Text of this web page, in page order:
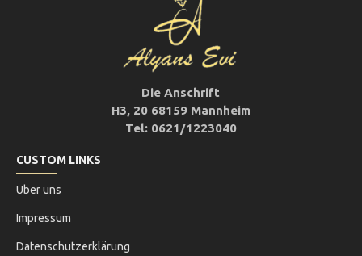
Die Anschrift
H3, 20 68159 Mannheim
Tel: 0621/1223040
CUSTOM LINKS
Uber uns
Impressum
Datenschutzerklärung